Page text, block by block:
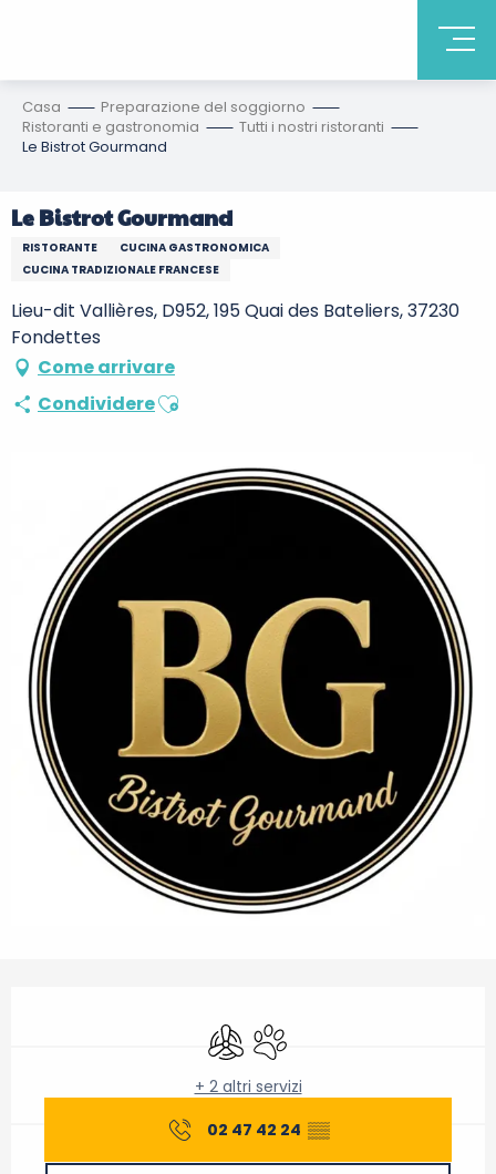
Casa
Preparazione del soggiorno
Ristoranti e gastronomia
Tutti i nostri ristoranti
Le Bistrot Gourmand
Le Bistrot Gourmand
RISTORANTE
CUCINA GASTRONOMICA
CUCINA TRADIZIONALE FRANCESE
Lieu-dit Vallières, D952, 195 Quai des Bateliers, 37230
Fondettes
Come arrivare
CondividereAjouter aux favoris
Aria condizionata
Animali ammessi
+ 2 altri servizi
02 47 42 24 ▒▒